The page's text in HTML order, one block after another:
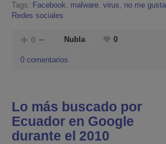
Tags: Facebook malware virus no me gusta
Redes sociales
0 Nubla 0
0 comentarios
Lo más buscado por
Ecuador en Google
durante el 2010